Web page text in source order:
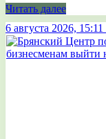
Читать далее
6 августа 2026, 15:11